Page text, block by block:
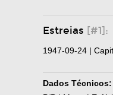
Estreias [#1]:
1947-09-24 |
Dados Técnicos: